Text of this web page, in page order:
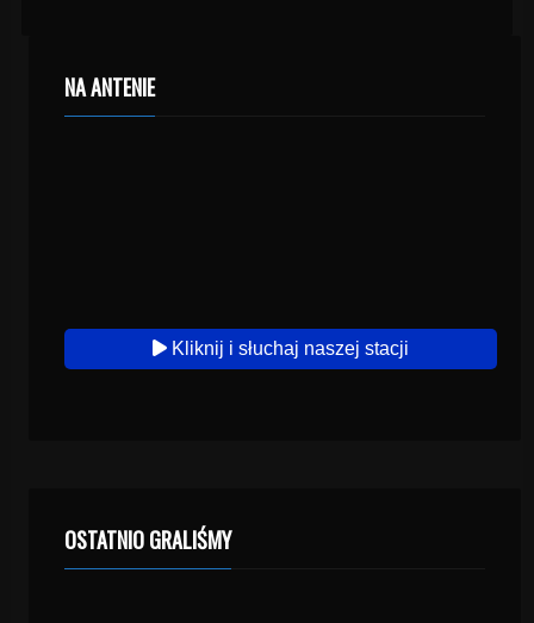
NA ANTENIE
Kliknij i słuchaj naszej stacji
OSTATNIO GRALIŚMY